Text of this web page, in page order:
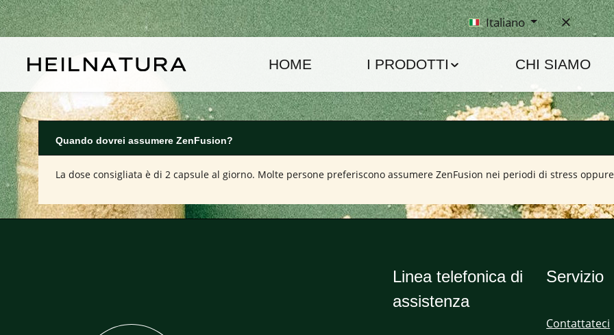
al contenuto principale
Passa alla navigazione principale Italiano
HOME I PRODOTTI CHI SIAMO
Quando dovrei assumere ZenFusion?
La dose consigliata è di 2 capsule al giorno. Molte persone preferiscono assumere ZenFusion nei periodi di stress
Linea telefonica di
assistenza
Servizio
Contattateci